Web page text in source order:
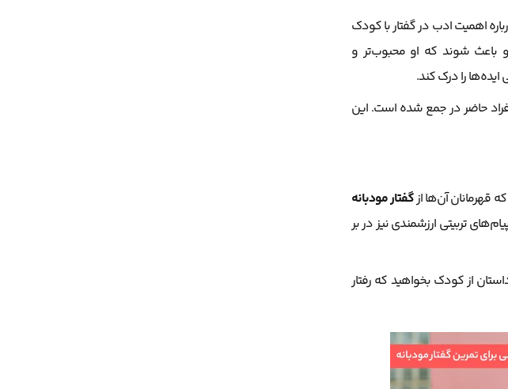
اهمیت ادب در گفتار با کودک
باعث شوند که او محبوب‌تر و
را درک کند.
حاضر در جمع شده است. این
قهرمانان آن‌ها ازگفتار مودبانه
تربیتی ارزشمندی نیز در بر
از کودک بخواهید که رفتار